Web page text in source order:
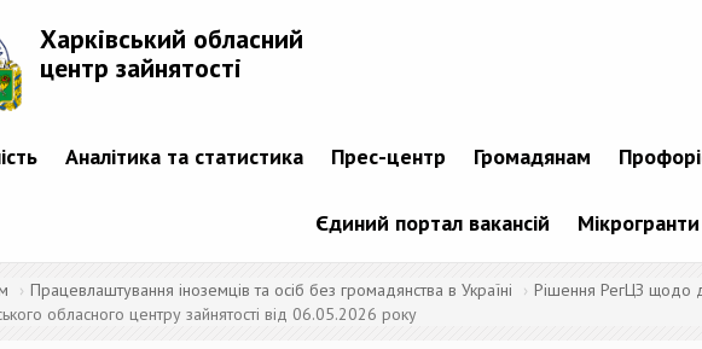
Харківський обласний
центр зайнятості
Аналітика та статистика Прес-центр Громадянам
Єдиний портал вакансій Мікрогранти
Працевлаштування іноземців та осіб без громадянства в Україні
Рішення РегЦЗ щодо
обласного центру зайнятості від 06.05.2026 року